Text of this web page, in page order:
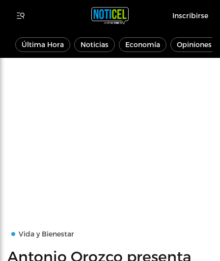
Inscribirse
Última Hora Noticias Economía Opiniones
Vida y Bienestar
Antonio Orozco presenta